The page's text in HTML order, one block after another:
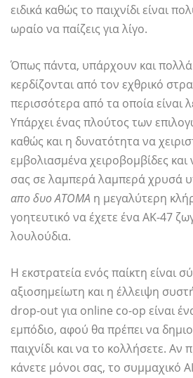
ειδικά καθώς το παιχνίδι είναι
ωραίο να παίζεις για λίγο.
Όπως πάντα, υπάρχουν και
κερδίζονται από τον εχθρικό
περισσότερα από τα οποία είναι
Υπάρχει ένας πλούτος των
καθώς και η δυνατότητα να
εμβολιασμένα χειροβομβίδες
σας σε λαμπερά λαμπερά χρυσά
απο δυο ΑΤΟΜΑ η μεγαλύτερη
γοητευτικό να έχετε ένα AK-47
λουλούδια.
Η εκστρατεία ενός παίκτη είναι
αξιοσημείωτη και η έλλειψη
drop-out για online co-op είναι
εμπόδιο, αφού θα πρέπει να
παιχνίδι και να το κολλήσετε. Αν
κάνετε μόνοι σας, το συμμαχικό